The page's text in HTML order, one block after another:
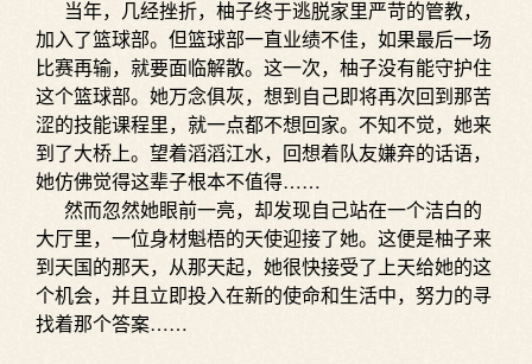
当年，几经挫折，柚子终于逃脱家里严苛的管教，
加入了篮球部。但篮球部一直业绩不佳，如果最后一场
比赛再输，就要面临解散。这一次，柚子没有能守护住
这个篮球部。她万念俱灰，想到自己即将再次回到那苦
涩的技能课程里，就一点都不想回家。不知不觉，她来
到了大桥上。望着滔滔江水，回想着队友嫌弃的话语，
她仿佛觉得这辈子根本不值得……
然而忽然她眼前一亮，却发现自己站在一个洁白的
大厅里，一位身材魁梧的天使迎接了她。这便是柚子来
到天国的那天，从那天起，她很快接受了上天给她的这
个机会，并且立即投入在新的使命和生活中，努力的寻
找着那个答案……